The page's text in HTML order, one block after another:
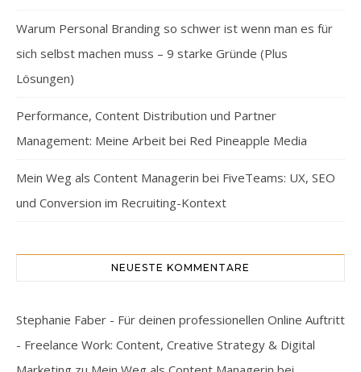
Warum Personal Branding so schwer ist wenn man es für
sich selbst machen muss – 9 starke Gründe (Plus
Lösungen)
Performance, Content Distribution und Partner
Management: Meine Arbeit bei Red Pineapple Media
Mein Weg als Content Managerin bei FiveTeams: UX, SEO
und Conversion im Recruiting-Kontext
NEUESTE KOMMENTARE
Stephanie Faber - Für deinen professionellen Online Auftritt
- Freelance Work: Content, Creative Strategy & Digital